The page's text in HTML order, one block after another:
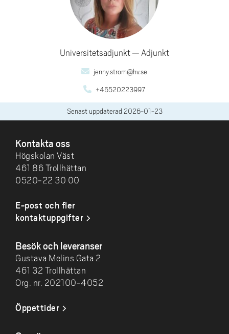
Universitetsadjunkt Adjunkt
jenny.strom@hv.se
+46520223997
Senast uppdaterad 2026-01-23
Kontakta oss
Högskolan Väst
461 86 Trollhättan
0520-22 30 00
E-post och fler
kontaktuppgifter
Besök och leveranser
Gustava Melins Gata 2
461 32 Trollhättan
Org. nr. 202100-4052
Öppettider